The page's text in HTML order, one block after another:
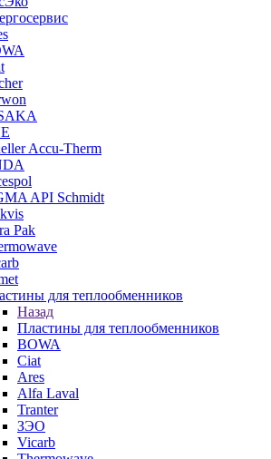
Accu-Therm
API Schmidt
Pak
для теплообменников
Назад
Пластины для теплообменников
BOWA
Ciat
Ares
Alfa Laval
Tranter
ЗЭО
Vicarb